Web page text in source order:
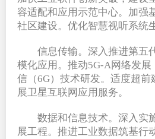
容适配和应用示范中心。加强
社区建设。优化智慧视听系统
信息传输。深入推进第五
模化应用。推动5G-A网络发展
信（6G）技术研发。适度超
展卫星互联网应用服务。
数据和信息技术。深入实
展工程。推进工业数据筑基行